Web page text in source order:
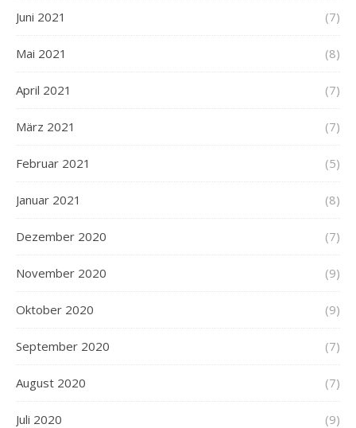
Juni 2021 (7)
Mai 2021 (8)
April 2021 (7)
März 2021 (7)
Februar 2021 (5)
Januar 2021 (8)
Dezember 2020 (7)
November 2020 (9)
Oktober 2020 (9)
September 2020 (7)
August 2020 (7)
Juli 2020 (9)